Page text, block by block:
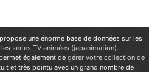
une énorme base de données sur les
séries TV animées (japanimation).
également de gérer votre collection de
et très pointu avec un grand nombre de